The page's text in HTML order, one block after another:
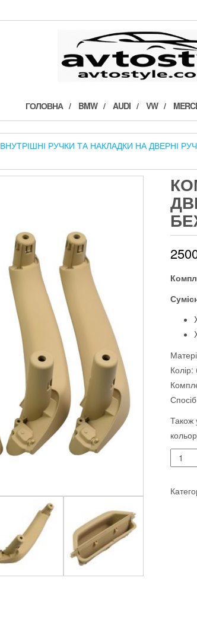
ГОЛОВНА BMW AUDI VW
ВНУТРІШНІ РУЧКИ ТА НАКЛАДКИ НА ДВЕРНІ
Також
дверей